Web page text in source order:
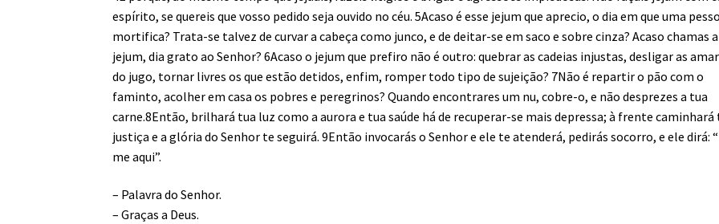
espírito, se quereis que vosso pedido seja ouvido no céu. 5Acaso é esse jejum que aprecio, o dia em que uma
mortifica? Trata-se talvez de curvar a cabeça como junco, e de deitar-se em saco e sobre cinza? Acaso chamas
jejum, dia grato ao Senhor? 6Acaso o jejum que prefiro não é outro: quebrar as cadeias injustas, desligar as
do jugo, tornar livres os que estão detidos, enfim, romper todo tipo de sujeição? 7Não é repartir o pão com o
faminto, acolher em casa os pobres e peregrinos? Quando encontrares um nu, cobre-o, e não desprezes a tua
carne.8Então, brilhará tua luz como a aurora e tua saúde há de recuperar-se mais depressa; à frente caminhará
justiça e a glória do Senhor te seguirá. 9Então invocarás o Senhor e ele te atenderá, pedirás socorro, e ele dirá:
me aqui”.
– Palavra do Senhor.
– Graças a Deus.